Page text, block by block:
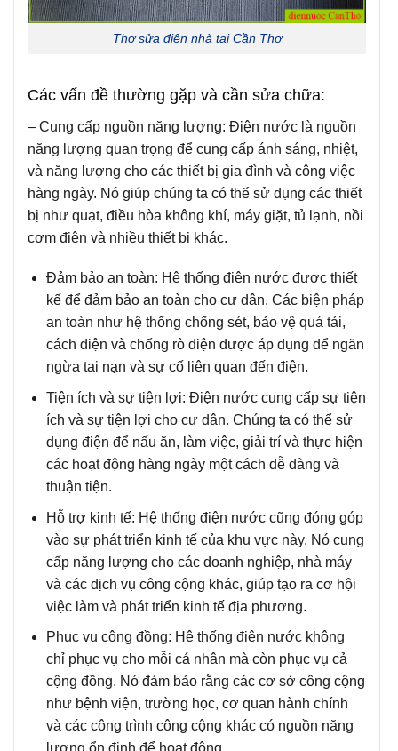
Thợ sửa điện nhà tại Cần Thơ
Các vấn đề thường gặp và cần sửa chữa:
– Cung cấp nguồn năng lượng: Điện nước là nguồn
năng lượng quan trọng để cung cấp ánh sáng, nhiệt,
và năng lượng cho các thiết bị gia đình và công việc
hàng ngày. Nó giúp chúng ta có thể sử dụng các thiết
bị như quạt, điều hòa không khí, máy giặt, tủ lạnh, nồi
cơm điện và nhiều thiết bị khác.
Đảm bảo an toàn: Hệ thống điện nước được thiết
kế để đảm bảo an toàn cho cư dân. Các biện pháp
an toàn như hệ thống chống sét, bảo vệ quá tải,
cách điện và chống rò điện được áp dụng để ngăn
ngừa tai nạn và sự cố liên quan đến điện.
Tiện ích và sự tiện lợi: Điện nước cung cấp sự tiện
ích và sự tiện lợi cho cư dân. Chúng ta có thể sử
dụng điện để nấu ăn, làm việc, giải trí và thực hiện
các hoạt động hàng ngày một cách dễ dàng và
thuận tiện.
Hỗ trợ kinh tế: Hệ thống điện nước cũng đóng góp
vào sự phát triển kinh tế của khu vực này. Nó cung
cấp năng lượng cho các doanh nghiệp, nhà máy
và các dịch vụ công cộng khác, giúp tạo ra cơ hội
việc làm và phát triển kinh tế địa phương.
Phục vụ cộng đồng: Hệ thống điện nước không
chỉ phục vụ cho mỗi cá nhân mà còn phục vụ cả
cộng đồng. Nó đảm bảo rằng các cơ sở công cộng
như bệnh viện, trường học, cơ quan hành chính
và các công trình công cộng khác có nguồn năng